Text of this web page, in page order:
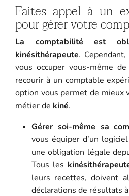
Faites appel à un
pour gérer votre
La comptabilité est
kinésithérapeute.
vous occuper vous-même
recourir à un comptable
option vous permet de mieux
métier de kiné.
Gérer soi-même sa
vous équiper d’un
une obligation légale
Tous les
leurs recettes, doivent
déclarations de résultats